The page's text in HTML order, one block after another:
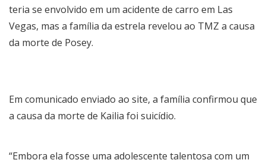
teria se envolvido em um acidente de carro em Las
Vegas, mas a família da estrela revelou ao TMZ a causa
da morte de Posey.
Em comunicado enviado ao site, a família confirmou que
a causa da morte de Kailia foi suicídio.
“Embora ela fosse uma adolescente talentosa com um